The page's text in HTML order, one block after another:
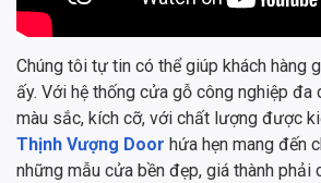
Chúng tôi tự tin có thể giúp khách hàng
ấy. Với hệ thống cửa gỗ công nghiệp đa
màu sắc, kích cỡ, với chất lượng được
Thịnh Vượng Door hứa hẹn mang đến
những mẫu cửa bền đẹp, giá thành phải